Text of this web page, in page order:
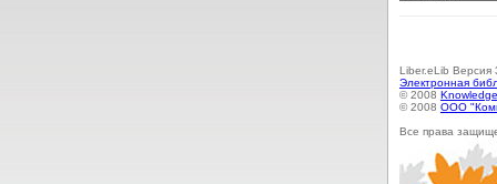
Liber.eLib Версия
Электронная
© 2008
© 2008 ООО
Все права